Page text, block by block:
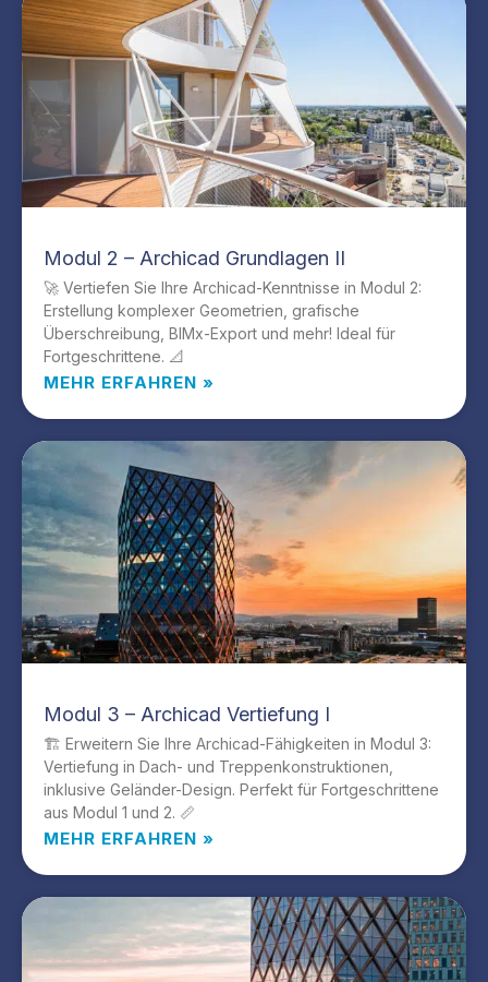
Modul 2 – Archicad Grundlagen II
🚀 Vertiefen Sie Ihre Archicad-Kenntnisse in Modul 2:
Erstellung komplexer Geometrien, grafische
Überschreibung, BIMx-Export und mehr! Ideal für
Fortgeschrittene. 📐
MEHR ERFAHREN »
Modul 3 – Archicad Vertiefung I
🏗️ Erweitern Sie Ihre Archicad-Fähigkeiten in Modul 3:
Vertiefung in Dach- und Treppenkonstruktionen,
inklusive Geländer-Design. Perfekt für Fortgeschrittene
aus Modul 1 und 2. 📏
MEHR ERFAHREN »